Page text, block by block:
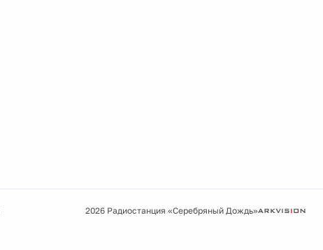
2026 Радиостанция «Серебряный Дождь»